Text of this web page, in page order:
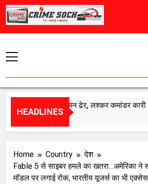
Skip
HEADLINES
का एक और दुश्मन ढेर, लश्कर कमांडर कारी सईद की
Home Country
देश
Fable 5 से साइबर हमले का खतरा…अमेरिका ने
मॉडल पर लगाई रोक, भारतीय यूजर्स का भी